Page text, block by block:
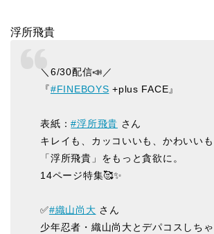
浮所飛貴
＼6/30配信📣／
『#FINEBOYS +plus FACE』
表紙：#浮所飛貴 さん
キレイも、カッコいいも、かわいいも
「浮所飛貴」をもっと貪欲に。
14ページ特集🥰✨
✅#織山尚大 さん
少年忍者・織山尚大とデパコスしちゃ